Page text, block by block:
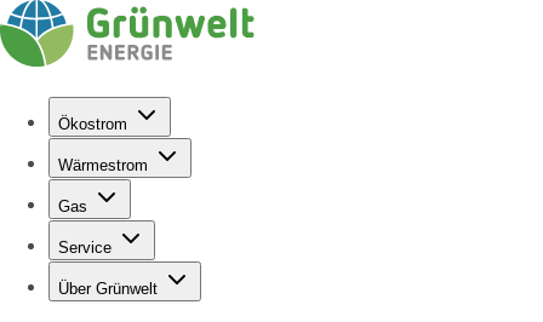
Ökostrom
Wärmestrom
Gas
Service
Über Grünwelt